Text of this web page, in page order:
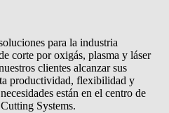
para la industria
corte por oxigás, plasma y láser
clientes alcanzar sus
productividad, flexibilidad y
están en el centro de
Systems.